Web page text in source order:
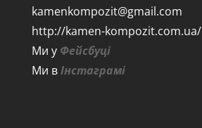
kamenkompozit@gmail.com
http://kamen-kompozit.com.ua/
Ми у Фейсбуці
Ми вІнстаграмі